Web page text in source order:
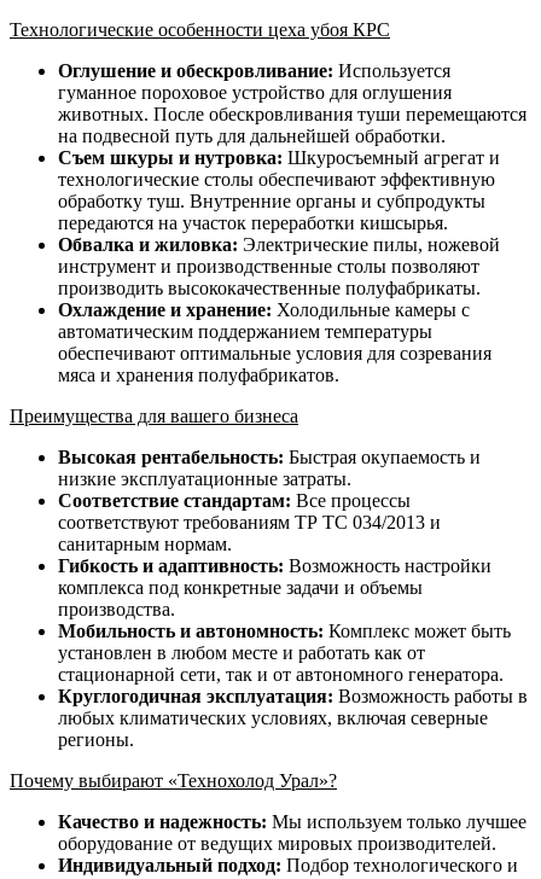
Технологические особенности цеха убоя КРС
Оглушение и обескровливание: Используется
гуманное пороховое устройство для оглушения
животных. После обескровливания туши перемещаются
на подвесной путь для дальнейшей обработки.
Съем шкуры и нутровка: Шкуросъемный агрегат и
технологические столы обеспечивают эффективную
обработку туш. Внутренние органы и субпродукты
передаются на участок переработки кишсырья.
Обвалка и жиловка: Электрические пилы, ножевой
инструмент и производственные столы позволяют
производить высококачественные полуфабрикаты.
Охлаждение и хранение: Холодильные камеры с
автоматическим поддержанием температуры
обеспечивают оптимальные условия для созревания
мяса и хранения полуфабрикатов.
Преимущества для вашего бизнеса
Высокая рентабельность: Быстрая окупаемость и
низкие эксплуатационные затраты.
Соответствие стандартам: Все процессы
соответствуют требованиям ТР ТС 034/2013 и
санитарным нормам.
Гибкость и адаптивность: Возможность настройки
комплекса под конкретные задачи и объемы
производства.
Мобильность и автономность: Комплекс может быть
установлен в любом месте и работать как от
стационарной сети, так и от автономного генератора.
Круглогодичная эксплуатация: Возможность работы в
любых климатических условиях, включая северные
регионы.
Почему выбирают «Технохолод Урал»?
Качество и надежность: Мы используем только лучшее
оборудование от ведущих мировых производителей.
Индивидуальный подход: Подбор технологического и